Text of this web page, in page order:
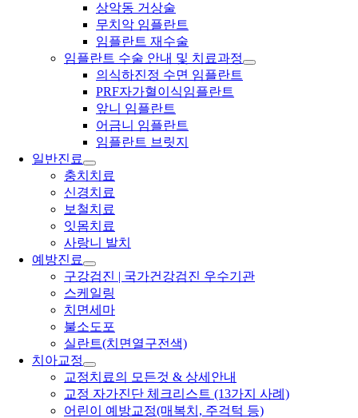
상악동 거상술
무치악 임플란트
임플란트 재수술
임플란트 수술 안내 및 치료과정
의식하진정 수면 임플란트
PRF자가혈이식임플란트
앞니 임플란트
어금니 임플란트
임플란트 브릿지
일반진료
충치치료
신경치료
보철치료
잇몸치료
사랑니 발치
예방진료
구강검진 | 국가건강검진 우수기관
스케일링
치면세마
불소도포
실란트(치면열구전색)
치아교정
교정치료의 모든것 & 상세안내
교정 자가진단 체크리스트 (13가지 사례)
어린이 예방교정(매복치, 주걱턱 등)